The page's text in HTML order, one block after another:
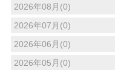
2026年08月(0)
2026年07月(0)
2026年06月(0)
2026年05月(0)